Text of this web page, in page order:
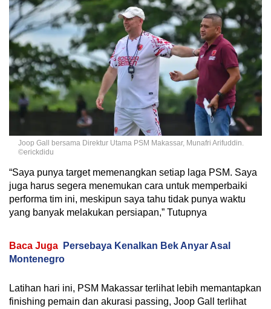
Joop Gall bersama Direktur Utama PSM Makassar, Munafri Arifuddin.
©erickdidu
“Saya punya target memenangkan setiap laga PSM. Saya
juga harus segera menemukan cara untuk memperbaiki
performa tim ini, meskipun saya tahu tidak punya waktu
yang banyak melakukan persiapan,” Tutupnya
Baca Juga
Persebaya Kenalkan Bek Anyar Asal
Montenegro
Latihan hari ini, PSM Makassar terlihat lebih memantapkan
finishing pemain dan akurasi passing, Joop Gall terlihat